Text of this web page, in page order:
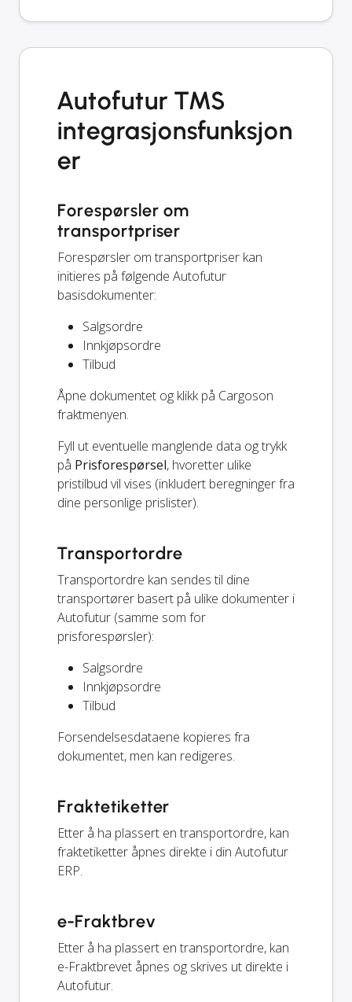
Autofutur TMS
integrasjonsfunksjon
er
Forespørsler om
transportpriser
Forespørsler om transportpriser kan
initieres på følgende Autofutur
basisdokumenter:
Salgsordre
Innkjøpsordre
Tilbud
Åpne dokumentet og klikk på Cargoson
fraktmenyen.
Fyll ut eventuelle manglende data og trykk
på Prisforespørsel, hvoretter ulike
pristilbud vil vises (inkludert beregninger fra
dine personlige prislister).
Transportordre
Transportordre kan sendes til dine
transportører basert på ulike dokumenter i
Autofutur (samme som for
prisforespørsler):
Salgsordre
Innkjøpsordre
Tilbud
Forsendelsesdataene kopieres fra
dokumentet, men kan redigeres.
Fraktetiketter
Etter å ha plassert en transportordre, kan
fraktetiketter åpnes direkte i din Autofutur
ERP.
e-Fraktbrev
Etter å ha plassert en transportordre, kan
e-Fraktbrevet åpnes og skrives ut direkte i
Autofutur.